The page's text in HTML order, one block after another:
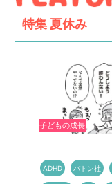
特集 夏休み
子どもの成長
ADHD バトン社